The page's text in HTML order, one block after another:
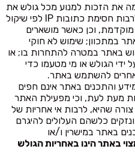
את הזכות למנוע מכל גולש את
השימוש באתר ו/או בחלקו לרבות חסימת כתובות IP לפי שיקול
וכן כאשר מושארים
במתכוון; שימוש לא חוקי
באתר במטרה להתחרות בו; או
הגולש או מי מטעמו כדי
להשתמש באתר.
והתכנים באתר אינם חפים
מעת לעת, וכי מפעילת האתר
שהיא, לרבות אי אחריות של
כלשהם העלולים להיגרם
באתר במישרין ו/או
באתר הינו באחריות הגולש